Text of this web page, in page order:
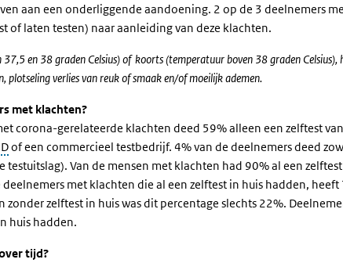
aan een onderliggende aandoening. 2 op de 3 deelnemers
of laten testen) naar aanleiding van deze klachten.
en 38 graden Celsius) of koorts (temperatuur boven 38 graden Celsius),
plotseling verlies van reuk of smaak en/of moeilijk ademen.
met klachten?
corona-gerelateerde klachten deed 59% alleen een zelftest
of een commercieel testbedrijf. 4% van de deelnemers deed
testuitslag). Van de mensen met klachten had 90% al een
met klachten die al een zelftest in huis hadden, heeft
zelftest in huis was dit percentage slechts 22%.
huis hadden.
tijd?